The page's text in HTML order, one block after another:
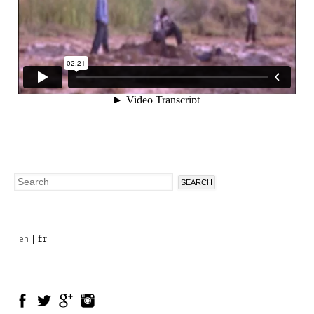
Search
en fr